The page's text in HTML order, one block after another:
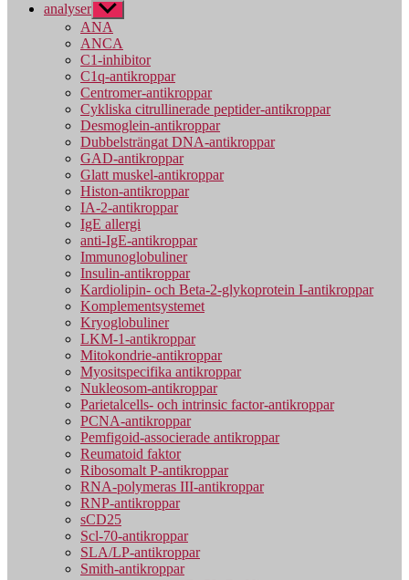
analyser Visa
undermeny
ANA
ANCA
C1-inhibitor
C1q-antikroppar
Centromer-antikroppar
Cykliska citrullinerade peptider-antikroppar
Desmoglein-antikroppar
Dubbelsträngat DNA-antikroppar
GAD-antikroppar
Glatt muskel-antikroppar
Histon-antikroppar
IA-2-antikroppar
IgE allergi
anti-IgE-antikroppar
Immunoglobuliner
Insulin-antikroppar
Kardiolipin- och Beta-2-glykoprotein I-antikroppar
Komplementsystemet
Kryoglobuliner
LKM-1-antikroppar
Mitokondrie-antikroppar
Myositspecifika antikroppar
Nukleosom-antikroppar
Parietalcells- och intrinsic factor-antikroppar
PCNA-antikroppar
Pemfigoid-associerade antikroppar
Reumatoid faktor
Ribosomalt P-antikroppar
RNA-polymeras III-antikroppar
RNP-antikroppar
sCD25
Scl-70-antikroppar
SLA/LP-antikroppar
Smith-antikroppar